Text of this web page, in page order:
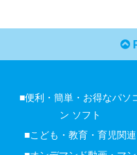
■便利・簡単・お得なパソ
ン ソフト
■こども・教育・育児関連